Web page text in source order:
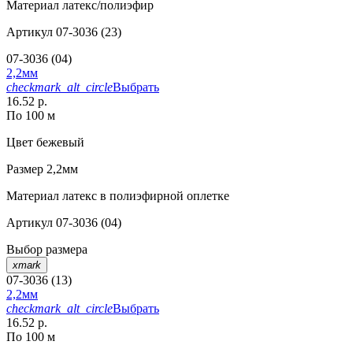
Материал латекс/полиэфир
Артикул 07-3036 (23)
07-3036 (04)
2,2мм
checkmark_alt_circleВыбрать
16.52 р.
По 100 м
Цвет бежевый
Размер 2,2мм
Материал латекс в полиэфирной оплетке
Артикул 07-3036 (04)
Выбор размера
xmark
07-3036 (13)
2,2мм
checkmark_alt_circleВыбрать
16.52 р.
По 100 м